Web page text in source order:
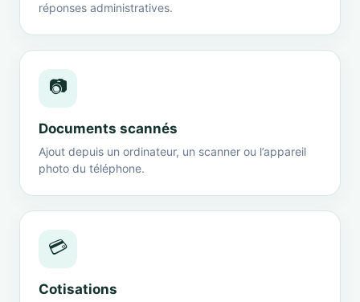
réponses administratives.
📷
Documents scannés
Ajout depuis un ordinateur, un scanner ou l’appareil
photo du téléphone.
💳
Cotisations